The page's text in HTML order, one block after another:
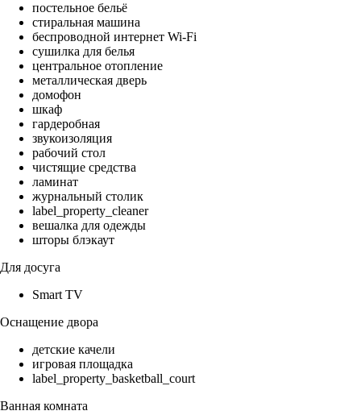
постельное бельё
стиральная машина
беспроводной интернет Wi-Fi
сушилка для белья
центральное отопление
металлическая дверь
домофон
шкаф
гардеробная
звукоизоляция
рабочий стол
чистящие средства
ламинат
журнальный столик
label_property_cleaner
вешалка для одежды
шторы блэкаут
Для досуга
Smart TV
Оснащение двора
детские качели
игровая площадка
label_property_basketball_court
Ванная комната